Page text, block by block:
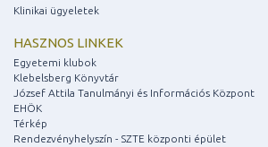
Klinikai ügyeletek
HASZNOS LINKEK
Egyetemi klubok
Klebelsberg Könyvtár
József Attila Tanulmányi és Információs Központ
EHÖK
Térkép
Rendezvényhelyszín - SZTE központi épület